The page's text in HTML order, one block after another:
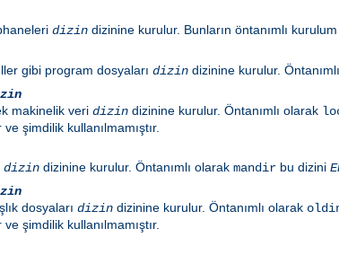
dizin dizinine kurulur. Bunların öntanımlı
gibi program dosyaları dizin dizinine kurulur.
makinelik veri dizin dizinine kurulur. Öntanımlı olarak
şimdilik kullanılmamıştır.
dizin dizinine kurulur. Öntanımlı olarak mandir bu dizini
dosyaları dizin dizinine kurulur. Öntanımlı olarak
şimdilik kullanılmamıştır.